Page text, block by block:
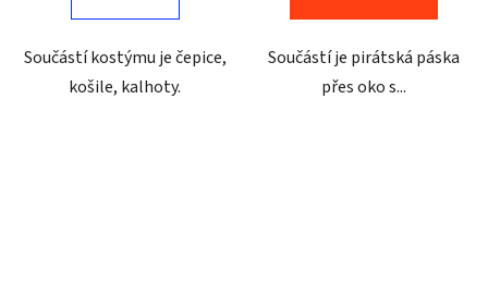
Součástí kostýmu je čepice,
košile, kalhoty.
Součástí je pirátská páska
přes oko s...